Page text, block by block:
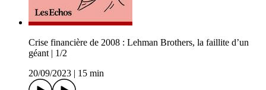
Crise financière de 2008 : Lehman Brothers, la faillite d’un
géant | 1/2
20/09/2023
15 min